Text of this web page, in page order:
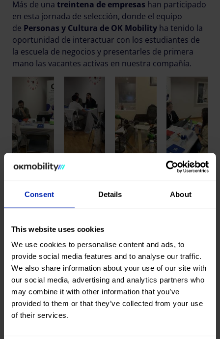
Consent Details About
This website uses cookies
We use cookies to personalise content and ads, to
provide social media features and to analyse our traffic.
We also share information about your use of our site with
our social media, advertising and analytics partners who
may combine it with other information that you’ve
provided to them or that they’ve collected from your use
of their services.
Más de una treintena de empresas han participado
en esta jornada de selección, donde el equipo
de Personas y Cultura de OK Mobility ha tenido la
oportunidad de interactuar con los estudiantes de
la escuela de negocios y presentarles de primera
mano las vacantes activas en nuestra compañía.
Noticias recientes